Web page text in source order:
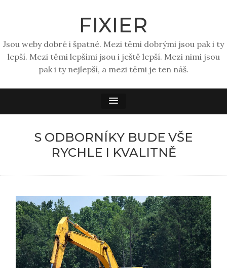
FIXIER
Jsou weby dobré i špatné. Mezi těmi dobrými jsou pak i ty
lepší. Mezi těmi lepšími jsou i ještě lepší. Mezi nimi jsou
pak i ty nejlepší, a mezi těmi je ten náš.
S ODBORNÍKY BUDE VŠE
RYCHLE I KVALITNĚ